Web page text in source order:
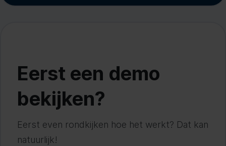
Eerst een demo
bekijken?
Eerst even rondkijken hoe het werkt? Dat kan
natuurlijk!